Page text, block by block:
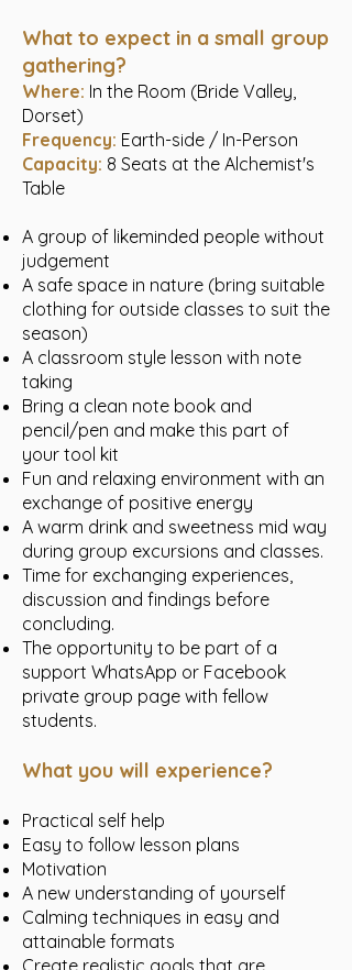
What to expect in a small group
gathering?
Where: In the Room (Bride Valley,
Dorset)
Frequency: Earth-side / In-Person
Capacity: 8 Seats at the Alchemist's
Table
A group of likeminded people without
judgement
A safe space in nature (bring suitable
clothing for outside classes to suit the
season)
A classroom style lesson with note
taking
Bring a clean note book and
pencil/pen and make this part of
your tool kit
Fun and relaxing environment with an
exchange of positive energy
A warm drink and sweetness mid way
during group excursions and classes.
Time for exchanging experiences,
discussion and findings before
concluding.
The opportunity to be part of a
support WhatsApp or Facebook
private group page with fellow
students.
What you will experience?
Practical self help
Easy to follow lesson plans
Motivation
A new understanding of yourself
Calming techniques in easy and
attainable formats
Create realistic goals that are